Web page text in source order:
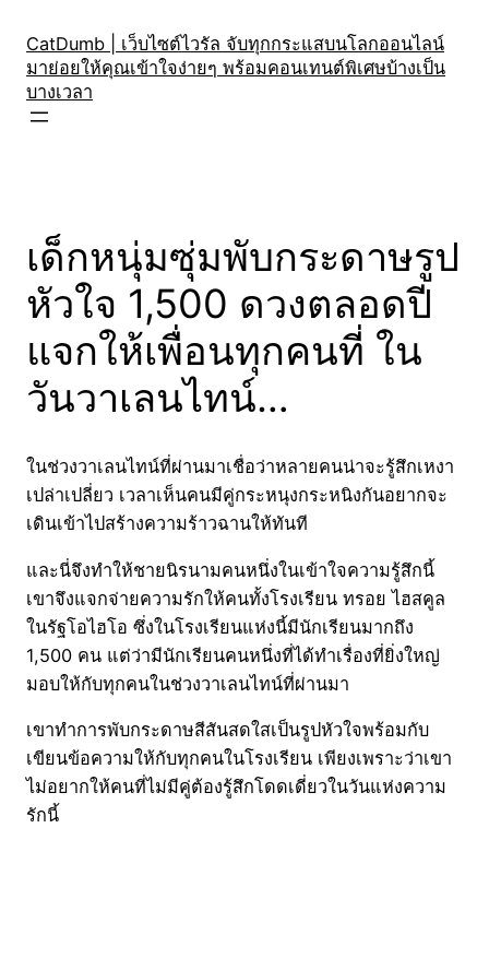
content
CatDumb | เว็บไซต์ไวรัล จับทุกกระแสบนโลกออนไลน์
มาย่อยให้คุณเข้าใจง่ายๆ พร้อมคอนเทนต์พิเศษบ้างเป็น
บางเวลา
เด็กหนุ่มซุ่มพับกระดาษรูป
หัวใจ 1,500 ดวงตลอดปี
แจกให้เพื่อนทุกคนที่ ใน
วันวาเลนไทน์…
ในช่วงวาเลนไทน์ที่ผ่านมาเชื่อว่าหลายคนน่าจะรู้สึกเหงา
เปล่าเปลี่ยว เวลาเห็นคนมีคู่กระหนุงกระหนิงกันอยากจะ
เดินเข้าไปสร้างความร้าวฉานให้ทันที
และนี่จึงทำให้ชายนิรนามคนหนึ่งในเข้าใจความรู้สึกนี้
เขาจึงแจกจ่ายความรักให้คนทั้งโรงเรียน ทรอย ไฮสคูล
ในรัฐโอไฮโอ ซึ่งในโรงเรียนแห่งนี้มีนักเรียนมากถึง
1,500 คน แต่ว่ามีนักเรียนคนหนึ่งที่ได้ทำเรื่องที่ยิ่งใหญ่
มอบให้กับทุกคนในช่วงวาเลนไทน์ที่ผ่านมา
เขาทำการพับกระดาษสีสันสดใสเป็นรูปหัวใจพร้อมกับ
เขียนข้อความให้กับทุกคนในโรงเรียน เพียงเพราะว่าเขา
ไม่อยากให้คนที่ไม่มีคู่ต้องรู้สึกโดดเดี่ยวในวันแห่งความ
รักนี้